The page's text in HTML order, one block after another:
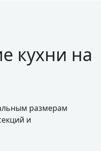
кухни на
размерам
и